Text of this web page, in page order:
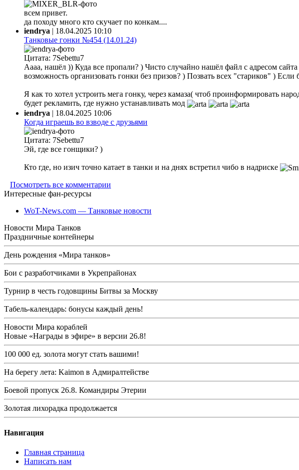
всем привет.
да походу много кто скучает по конкам....
iendrya | 18.04.2025 10:10
Танковые гонки №454 (14.01.24)
Цитата: 7Sebettu7
Аааа, нашёл )) Куда все пропали? ) Чисто случайно нашёл файл с адресом сайта
возможность организовать гонки без призов? ) Позвать всех "стариков" ) Если
Я как то хотел устроить мега гонку, через камаза( чтоб проинформировать
будет рекламить, где нужно устанавливать мод
iendrya | 18.04.2025 10:06
Когда играешь во взводе с друзьями
Цитата: 7Sebettu7
Эй, где все гонщики? )
Кто где, но изич точно катает в танки и на днях встретил чибо в надриске
Посмотреть все комментарии
Интересные фан-ресурсы
WoT-News.com — Танковые новости
Новости Мира Танков
Праздничные контейнеры
День рождения «Мира танков»
Бои с разработчиками в Укрепрайонах
Турнир в честь годовщины Битвы за Москву
Табель-календарь: бонусы каждый день!
Новости Мира кораблей
Новые «Награды в эфире» в версии 26.8!
100 000 ед. золота могут стать вашими!
На берегу лета: Kaimon в Адмиралтействе
Боевой пропуск 26.8. Командиры Этерии
Золотая лихорадка продолжается
Навигация
Главная страница
Написать нам